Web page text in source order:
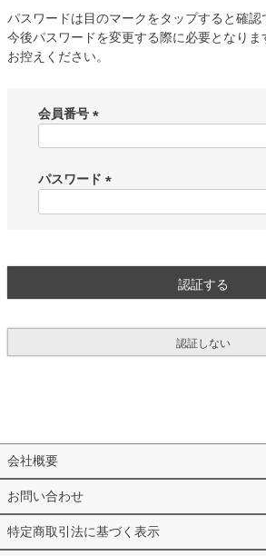
パスワードは目のマークをタップすると確認
今後パスワードを変更する際に必要となりま
お控えください。
会員番号
須
)
パスワード
認証する
認証しない
会社概要
お問い合わせ
特定商取引法に基づく表示